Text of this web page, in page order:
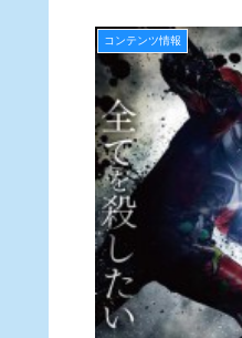
コンテンツ情報